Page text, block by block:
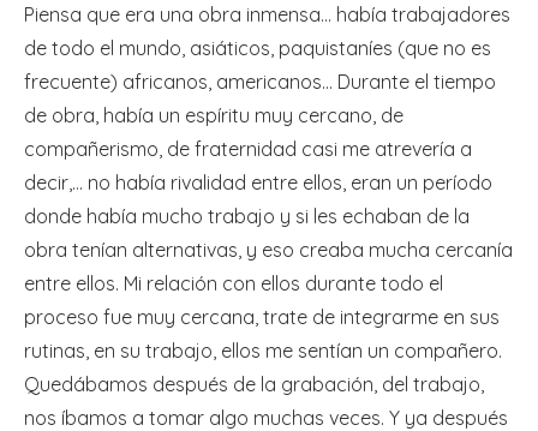
Piensa que era una obra inmensa… había trabajadores
de todo el mundo, asiáticos, paquistaníes (que no es
frecuente) africanos, americanos… Durante el tiempo
de obra, había un espíritu muy cercano, de
compañerismo, de fraternidad casi me atrevería a
decir,… no había rivalidad entre ellos, eran un período
donde había mucho trabajo y si les echaban de la
obra tenían alternativas, y eso creaba mucha cercanía
entre ellos. Mi relación con ellos durante todo el
proceso fue muy cercana, trate de integrarme en sus
rutinas, en su trabajo, ellos me sentían un compañero.
Quedábamos después de la grabación, del trabajo,
nos íbamos a tomar algo muchas veces. Y ya después